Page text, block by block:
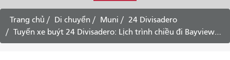
đi
du
lịch
như
Trang chủ Di chuyển Muni
24 Divisadero
Tuyến xe buýt 24 Divisadero: Lịch trình chiều đi Bayview - Dịch vụ ngày thứ Bảy